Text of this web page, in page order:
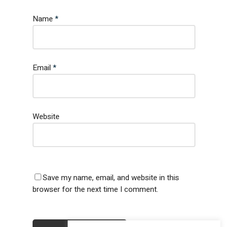
Name *
Email *
Website
Save my name, email, and website in this
browser for the next time I comment.